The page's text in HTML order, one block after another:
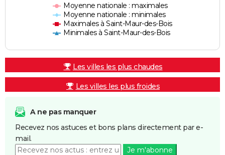
Moyenne nationale : maximales
Moyenne nationale : minimales
Maximales à Saint-Maur-des-Bois
Minimales à Saint-Maur-des-Bois
Les villes les plus chaudes
Les villes les plus froides
A ne pas manquer
Recevez nos astuces et bons plans directement par e-
mail.
Je m'abonne